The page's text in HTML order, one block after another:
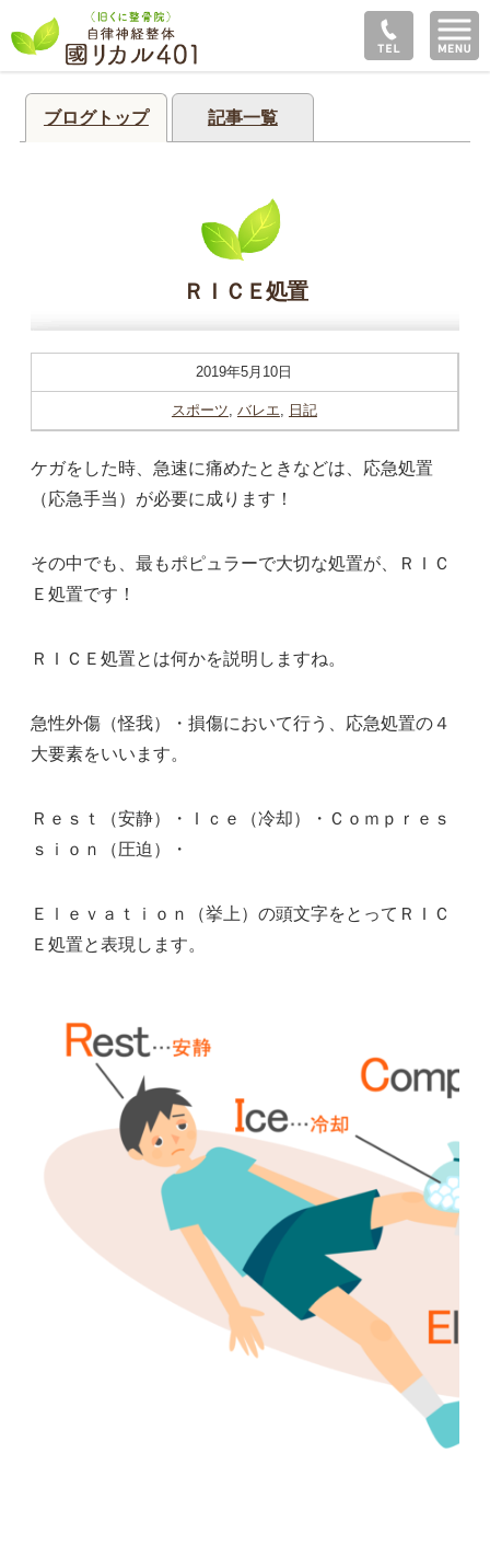
ブログトップ 記事一覧
ＲＩＣＥ処置
2019年5月10日
スポーツ, バレエ, 日記
ケガをした時、急速に痛めたときなどは、応急処置
（応急手当）が必要に成ります！
その中でも、最もポピュラーで大切な処置が、ＲＩＣ
Ｅ処置です！
ＲＩＣＥ処置とは何かを説明しますね。
急性外傷（怪我）・損傷において行う、応急処置の４
大要素をいいます。
Ｒｅｓｔ（安静）・Ｉｃｅ（冷却）・Ｃｏｍｐｒｅｓ
ｓｉｏｎ（圧迫）・
Ｅｌｅｖａｔｉｏｎ（挙上）の頭文字をとってＲＩＣ
Ｅ処置と表現します。